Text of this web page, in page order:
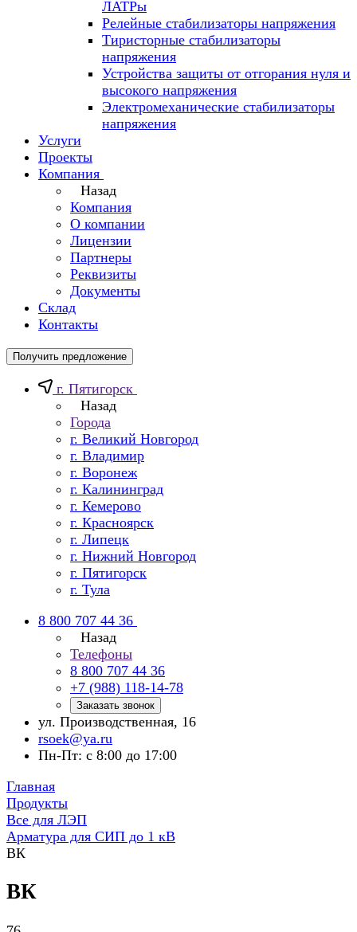
ЛАТРы
Релейные стабилизаторы напряжения
Тиристорные стабилизаторы
напряжения
Устройства защиты от отгорания нуля и
высокого напряжения
Электромеханические стабилизаторы
напряжения
Услуги
Проекты
Компания
Назад
Компания
О компании
Лицензии
Партнеры
Реквизиты
Документы
Склад
Контакты
Получить предложение
г. Пятигорск
Назад
Города
г. Великий Новгород
г. Владимир
г. Воронеж
г. Калининград
г. Кемерово
г. Красноярск
г. Липецк
г. Нижний Новгород
г. Пятигорск
г. Тула
8 800 707 44 36
Назад
Телефоны
8 800 707 44 36
+7 (988) 118-14-78
Заказать звонок
ул. Производственная, 16
rsoek@ya.ru
Пн-Пт: с 8:00 до 17:00
Главная
Продукты
Все для ЛЭП
Арматура для СИП до 1 кВ
ВК
ВК